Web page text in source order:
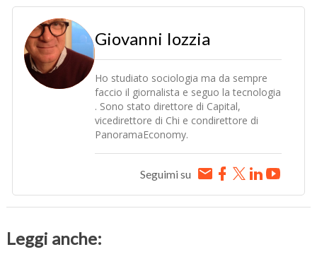
Giovanni Iozzia
Ho studiato sociologia ma da sempre
faccio il giornalista e seguo la tecnologia
. Sono stato direttore di Capital,
vicedirettore di Chi e condirettore di
PanoramaEconomy.
Seguimi su
Leggi anche: